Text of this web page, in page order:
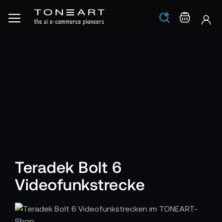
Los
Teradek Bolt 6
Videofunkstrecke